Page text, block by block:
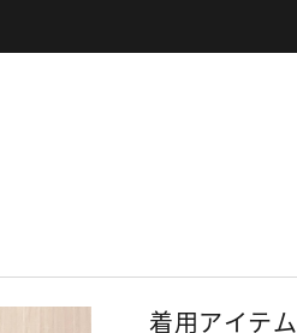
着用アイテム